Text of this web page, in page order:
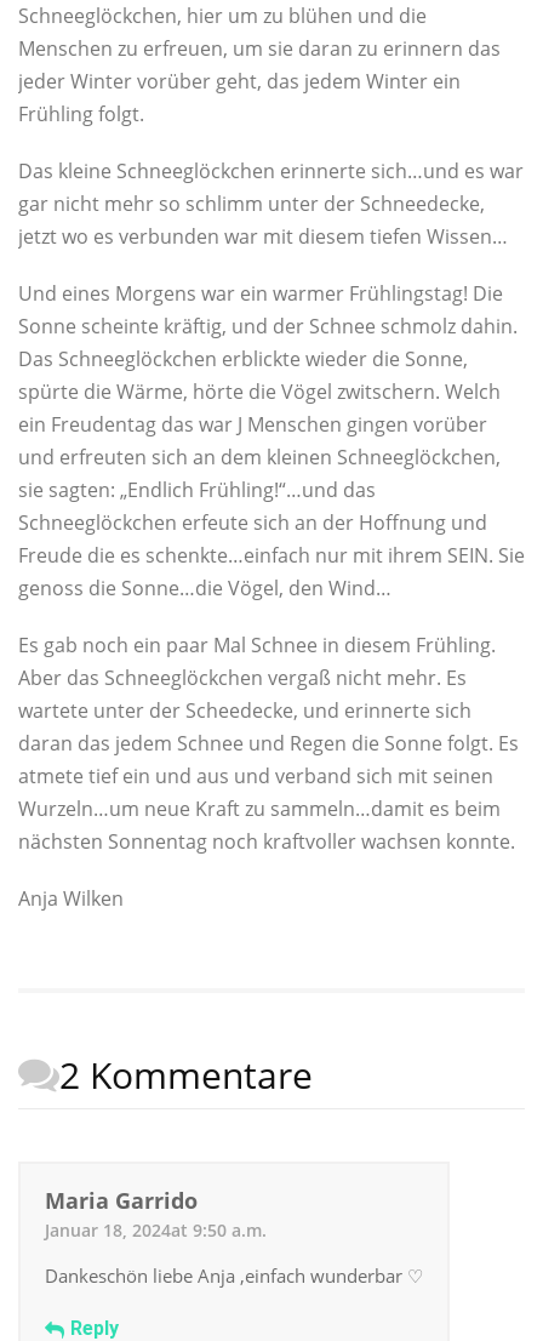
Schneeglöckchen, hier um zu blühen und die
Menschen zu erfreuen, um sie daran zu erinnern das
jeder Winter vorüber geht, das jedem Winter ein
Frühling folgt.
Das kleine Schneeglöckchen erinnerte sich…und es war
gar nicht mehr so schlimm unter der Schneedecke,
jetzt wo es verbunden war mit diesem tiefen Wissen…
Und eines Morgens war ein warmer Frühlingstag! Die
Sonne scheinte kräftig, und der Schnee schmolz dahin.
Das Schneeglöckchen erblickte wieder die Sonne,
spürte die Wärme, hörte die Vögel zwitschern. Welch
ein Freudentag das war J Menschen gingen vorüber
und erfreuten sich an dem kleinen Schneeglöckchen,
sie sagten: „Endlich Frühling!“…und das
Schneeglöckchen erfeute sich an der Hoffnung und
Freude die es schenkte…einfach nur mit ihrem SEIN. Sie
genoss die Sonne…die Vögel, den Wind…
Es gab noch ein paar Mal Schnee in diesem Frühling.
Aber das Schneeglöckchen vergaß nicht mehr. Es
wartete unter der Scheedecke, und erinnerte sich
daran das jedem Schnee und Regen die Sonne folgt. Es
atmete tief ein und aus und verband sich mit seinen
Wurzeln…um neue Kraft zu sammeln…damit es beim
nächsten Sonnentag noch kraftvoller wachsen konnte.
Anja Wilken
2 Kommentare
Maria Garrido
Januar 18, 2024at 9:50 a.m.
Dankeschön liebe Anja ,einfach wunderbar ♡
Reply